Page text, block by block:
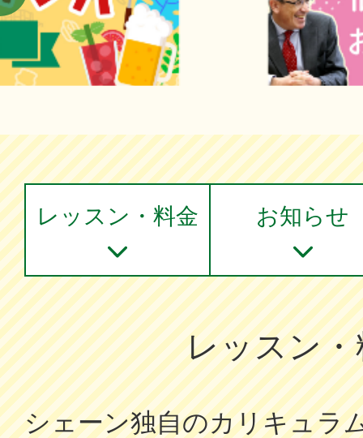
レッスン・料金 お知らせ
レッスン・
シェーン独⾃のカリキュラ